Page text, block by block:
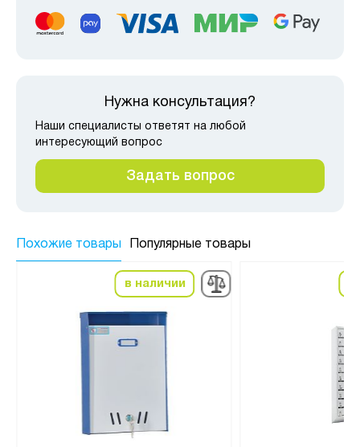
Нужна консультация?
Наши специалисты ответят на любой
интересующий вопрос
Задать вопрос
Похожие товары Популярные товары
в наличии